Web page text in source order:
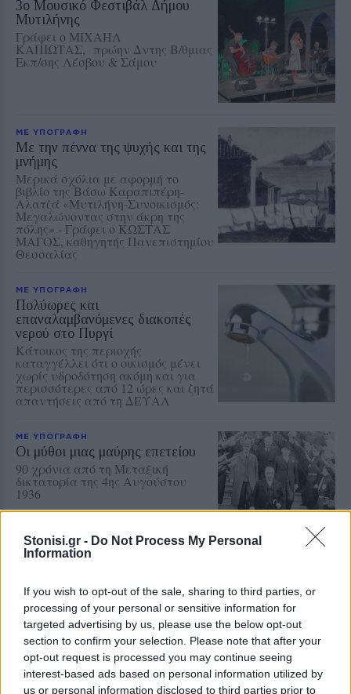
Stonisi.gr - Do Not Process My Personal
Information
If you wish to opt-out of the sale, sharing to third parties, or
processing of your personal or sensitive information for
targeted advertising by us, please use the below opt-out
section to confirm your selection. Please note that after your
opt-out request is processed you may continue seeing
interest-based ads based on personal information utilized by
us or personal information disclosed to third parties prior to
3ο Μουσικό Φεστιβάλ Δήμου
Μυτιλήνης
Γράφει ο ΜΙΧΑΗΛ
ΚΑΠΙΩΤΑΣ, πρώην Δντης Β/θμιας
Εκπ/σης Λέσβου & Σάμου
ΜΕ ΥΠΟΓΡΑΦΗ
Με την πέννα της ψυχής και της
μνήμης
Μερικά σχόλια με αφορμή το
βιβλίο της Βάσω Καραπιπέρη-
Αλατζά «Μυτιλήνη-Συνοικισμός:
Μεγαλώνοντας στην άκρη της
πόλης» - Γράφει ο ΚΩΣΤΑΣ
ΜΑΓΟΣ, καθηγητής Πανεπιστημίου
Θεσσαλίας
ΜΕ ΥΠΟΓΡΑΦΗ
Πολύωρες και
επαναλαμβανόμενες διακοπές
νερού στο Πυργί
Κάτοικος της περιοχής
καταγγέλλει ότι ο οικισμός μένει
χωρίς υδροδότηση ακόμη και για
περισσότερες από 12 ώρες και ζητά
απαντήσεις από τη ΔΕΥΑΛ
ΜΕ ΥΠΟΓΡΑΦΗ
Οι μύθοι μιας μαύρης επετείου
90 χρόνια από τη Μεταξική
δικτατορία της 4ης Αυγούστου
1936
Ένα Διεθνές Επιστημονικό
Συνέδριο για τον Θρησκευτικό
Φονταμενταλισμό
Γράφει ο ΑΘΑΝΑΣΙΟΣ Ι
ΚΑΛΑΜΑΤΑΣ